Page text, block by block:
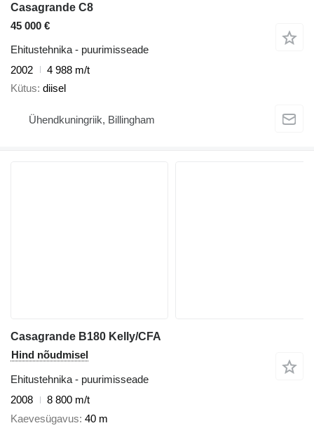
Casagrande C8
45 000 €
Ehitustehnika - puurimisseade
2002
4 988 m/t
Kütus diisel
Ühendkuningriik, Billingham
Casagrande B180 Kelly/CFA
Hind nõudmisel
Ehitustehnika - puurimisseade
2008
8 800 m/t
Kaevesügavus 40 m